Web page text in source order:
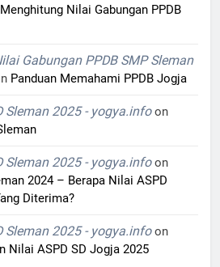
Nilai Gabungan PPDB
Gabungan PPDB SMP Sleman
Panduan Memahami PPDB Jogja
Sleman 2025 - yogya.infoon
Sleman 2025 - yogya.infoon
2024 – Berapa Nilai ASPD
Diterima?
Sleman 2025 - yogya.infoon
Nilai ASPD SD Jogja 2025